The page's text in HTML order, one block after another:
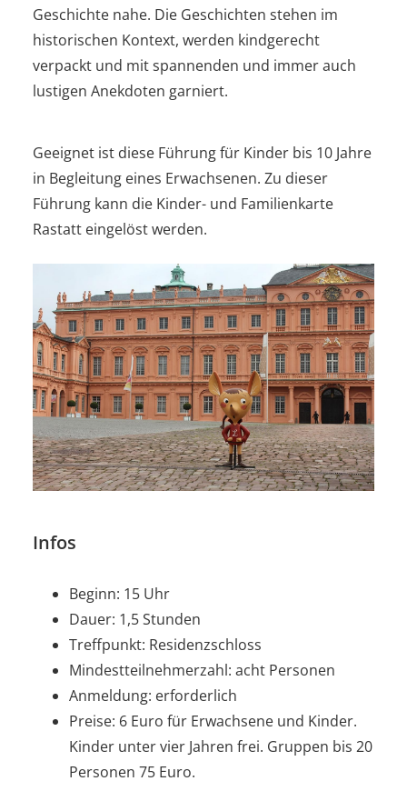
Geschichte nahe. Die Geschichten stehen im
historischen Kontext, werden kindgerecht
verpackt und mit spannenden und immer auch
lustigen Anekdoten garniert.
Geeignet ist diese Führung für Kinder bis 10 Jahre
in Begleitung eines Erwachsenen. Zu dieser
Führung kann die Kinder- und Familienkarte
Rastatt eingelöst werden.
Infos
Beginn: 15 Uhr
Dauer: 1,5 Stunden
Treffpunkt: Residenzschloss
Mindestteilnehmerzahl: acht Personen
Anmeldung: erforderlich
Preise: 6 Euro für Erwachsene und Kinder.
Kinder unter vier Jahren frei. Gruppen bis 20
Personen 75 Euro.